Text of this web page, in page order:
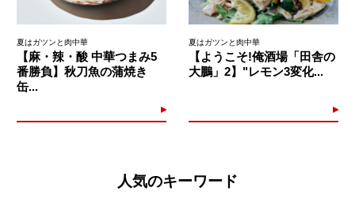
夏はガツンと肉中華
【麻・辣・酸 中華つまみ5
番勝負】秋刀魚の蒲焼き
缶...
夏はガツンと肉中華
【ようこそ!俺酒場「田舎の
大鵬」2】"レモン3変化...
人気のキーワード